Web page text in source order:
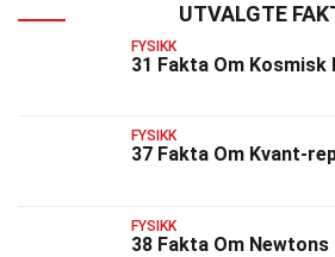
UTVALGTE
FYSIKK
31 Fakta Om Kosmisk
FYSIKK
37 Fakta Om Kvant-
FYSIKK
38 Fakta Om Newtons